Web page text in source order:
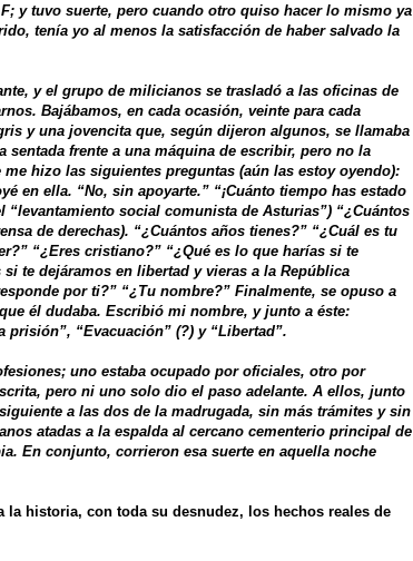
y tuvo suerte, pero cuando otro quiso hacer lo mismo ya
tenía yo al menos la satisfacción de haber salvado la
y el grupo de milicianos se trasladó a las oficinas de
Bajábamos, en cada ocasión, veinte para cada
y una jovencita que, según dijeron algunos, se llamaba
sentada frente a una máquina de escribir, pero no la
hizo las siguientes preguntas (aún las estoy oyendo):
en ella. “No, sin apoyarte.” “¡Cuánto tiempo has estado
social comunista de Asturias”) “¿Cuántos
de derechas). “¿Cuántos años tienes?” “¿Cuál es tu
“¿Eres cristiano?” “¿Qué es lo que harías si te
te dejáramos en libertad y vieras a la República
por ti?” “¿Tu nombre?” Finalmente, se opuso a
él dudaba. Escribió mi nombre, y junto a éste:
prisión”, “Evacuación” (?) y “Libertad”.
uno estaba ocupado por oficiales, otro por
pero ni uno solo dio el paso adelante. A ellos, junto
a las dos de la madrugada, sin más trámites y sin
atadas a la espalda al cercano cementerio principal de
En conjunto, corrieron esa suerte en aquella noche
historia, con toda su desnudez, los hechos reales de